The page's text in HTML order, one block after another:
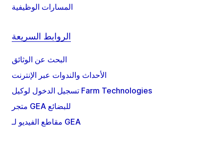
المسارات الوظيفية
الروابط السريعة
البحث عن الوثائق
الأحداث والندوات عبر الإنترنت
تسجيل الدخول لوكيل Farm Technologies
متجر GEA للبضائع
مقاطع الفيديو لـ GEA